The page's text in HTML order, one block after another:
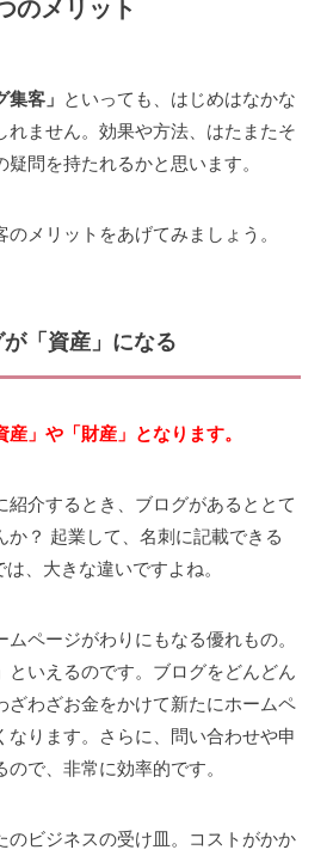
のメリット
集客」 といっても、はじめはなかな
れません。効果や方法、はたまたそ
問を持たれるかと思います。
メリットをあげてみましょう。
「資産」になる
」や「財産」となります。
紹介するとき、ブログがあるととて
か？ 起業して、名刺に記載できる
、大きな違いですよね。
ページがわりにもなる優れもの。
といえるのです。ブログをどんどん
ざわざお金をかけて新たにホームペ
なります。さらに、問い合わせや申
で、非常に効率的です。
のビジネスの受け皿。コストがかか